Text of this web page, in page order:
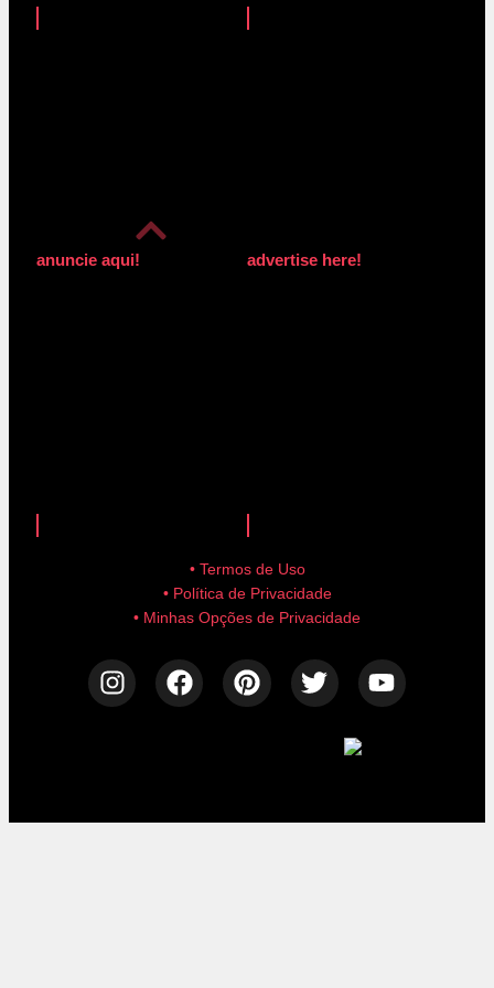
anuncie aqui! advertise here!
• Termos de Uso
• Política de Privacidade
• Minhas Opções de Privacidade